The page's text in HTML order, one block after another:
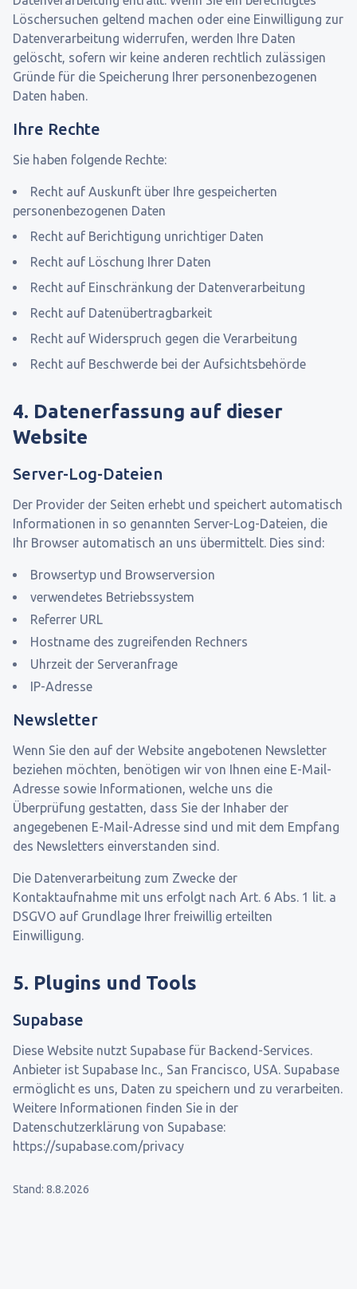
Löschersuchen geltend machen oder eine Einwilligung zur
Datenverarbeitung widerrufen, werden Ihre Daten
gelöscht, sofern wir keine anderen rechtlich zulässigen
Gründe für die Speicherung Ihrer personenbezogenen
Daten haben.
Ihre Rechte
Sie haben folgende Rechte:
Recht auf Auskunft über Ihre gespeicherten
personenbezogenen Daten
Recht auf Berichtigung unrichtiger Daten
Recht auf Löschung Ihrer Daten
Recht auf Einschränkung der Datenverarbeitung
Recht auf Datenübertragbarkeit
Recht auf Widerspruch gegen die Verarbeitung
Recht auf Beschwerde bei der Aufsichtsbehörde
4. Datenerfassung auf dieser
Website
Server-Log-Dateien
Der Provider der Seiten erhebt und speichert automatisch
Informationen in so genannten Server-Log-Dateien, die
Ihr Browser automatisch an uns übermittelt. Dies sind:
Browsertyp und Browserversion
verwendetes Betriebssystem
Referrer URL
Hostname des zugreifenden Rechners
Uhrzeit der Serveranfrage
IP-Adresse
Newsletter
Wenn Sie den auf der Website angebotenen Newsletter
beziehen möchten, benötigen wir von Ihnen eine E-Mail-
Adresse sowie Informationen, welche uns die
Überprüfung gestatten, dass Sie der Inhaber der
angegebenen E-Mail-Adresse sind und mit dem Empfang
des Newsletters einverstanden sind.
Die Datenverarbeitung zum Zwecke der
Kontaktaufnahme mit uns erfolgt nach Art. 6 Abs. 1 lit. a
DSGVO auf Grundlage Ihrer freiwillig erteilten
Einwilligung.
5. Plugins und Tools
Supabase
Diese Website nutzt Supabase für Backend-Services.
Anbieter ist Supabase Inc., San Francisco, USA. Supabase
ermöglicht es uns, Daten zu speichern und zu verarbeiten.
Weitere Informationen finden Sie in der
Datenschutzerklärung von Supabase:
https://supabase.com/privacy
Stand: 8.8.2026